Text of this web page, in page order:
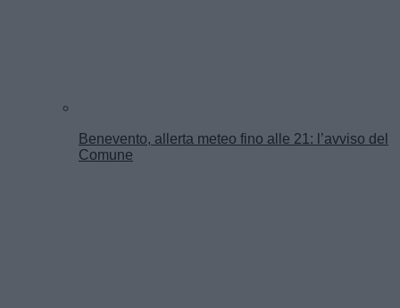
Benevento, allerta meteo fino alle 21: l’avviso del
Comune